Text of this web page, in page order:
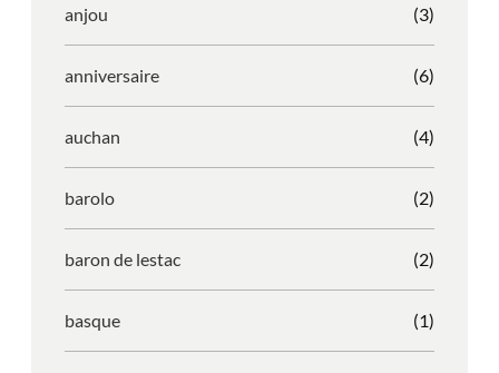
anjou (3)
anniversaire (6)
auchan (4)
barolo (2)
baron de lestac (2)
basque (1)